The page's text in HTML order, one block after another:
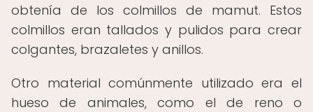
obtenía de los colmillos de mamut. Estos
colmillos eran tallados y pulidos para crear
colgantes, brazaletes y anillos.
Otro material comúnmente utilizado era el
hueso de animales, como el de reno o